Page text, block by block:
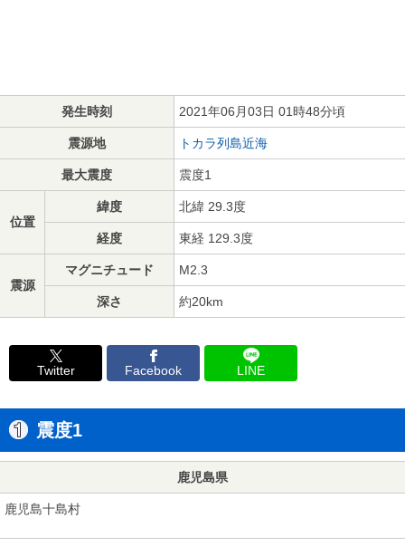
発生時刻 2021年06月03日 01時48分頃
震源地 トカラ列島近海
最大震度 震度1
位置
緯度 北緯 29.3度
経度 東経 129.3度
震源
マグニチュード M2.3
深さ 約20km
Twitter Facebook LINE
震度1
鹿児島県
鹿児島十島村